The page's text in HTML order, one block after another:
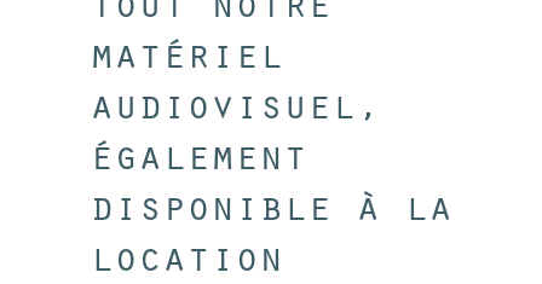
matériel
audiovisuel,
également
disponible à la
location